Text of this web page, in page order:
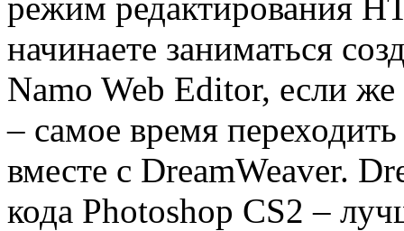
начинаете заниматься
Namo Web Editor, если
– самое время
вместе с DreamWeaver.
кода Photoshop CS2 –